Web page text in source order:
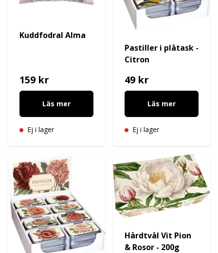
Kuddfodral Alma
159 kr
Läs mer
Ej i lager
Pastiller i plåtask -
Citron
49 kr
Läs mer
Ej i lager
Hårdtvål Vit Pion
& Rosor - 200g